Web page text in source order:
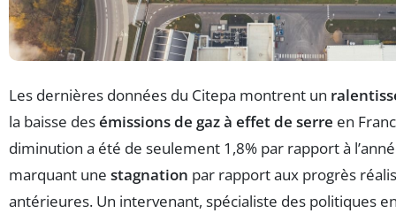
Les dernières données du Citepa montrent un
la baisse desémissions de gaz à effet de serre en
diminution a été de seulement 1,8% par rapport à
marquant une stagnation par rapport aux progrès
antérieures. Un intervenant, spécialiste des politiques